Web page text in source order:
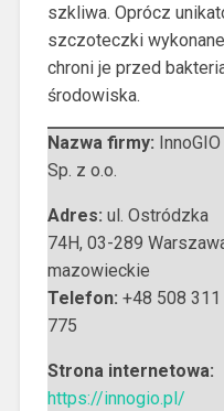
szkliwa. Oprócz
szczoteczki
chroni je przed
środowiska.
Nazwa firmy: InnoGIO
Sp. z o.o.
Adres: ul. Ostródzka
74H, 03-289
mazowieckie
Telefon: +48 508 311
775
Strona internetowa:
https://innogio.pl/